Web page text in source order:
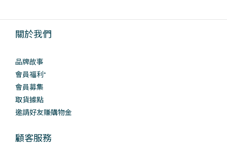
關於我們
品牌故事
會員福利⁺
會員募集
取貨據點
邀請好友賺購物金
顧客服務